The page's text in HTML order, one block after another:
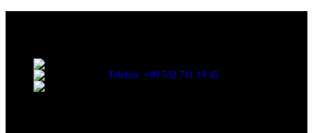
Telefon: +90 532 711 19 45